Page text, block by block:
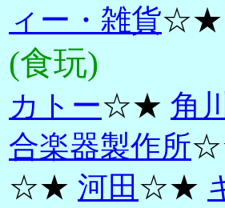
ィー・雑貨☆★
(食玩)
カトー☆★ 角
合楽器製作所
☆★ 河田 ☆★